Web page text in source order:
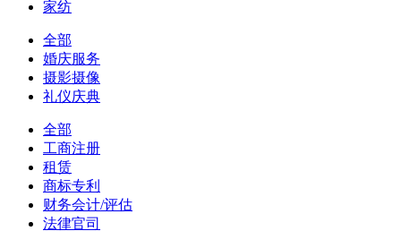
家纺
全部
婚庆服务
摄影摄像
礼仪庆典
全部
工商注册
租赁
商标专利
财务会计/评估
法律官司